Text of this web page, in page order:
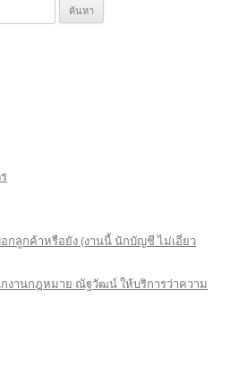
ลูกค้าหรือยัง (งานนี้ นักบัญชี ไม่เอี่ยว
งานกฎหมาย ณัฐวัฒน์ ให้บริการว่าความ